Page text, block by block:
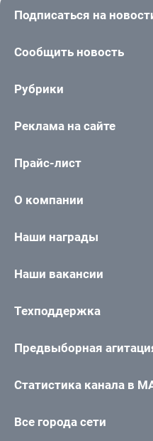
Подписаться на
Сообщить новость
Рубрики
Реклама на сайте
Прайс-лист
О компании
Наши награды
Наши вакансии
Техподдержка
Предвыборная
Статистика канала в
Все города сети